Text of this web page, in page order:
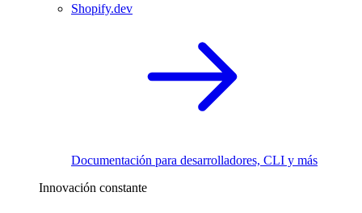
Shopify.dev
Documentación para desarrolladores, CLI y más
Innovación constante